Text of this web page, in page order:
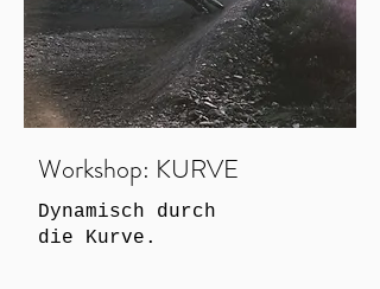
Workshop: KURVE
Dynamisch durch
die Kurve.